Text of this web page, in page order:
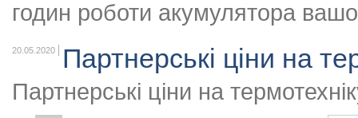
годин роботи акумулятора
20.05.2020 Партнерські ціни на
Партнерські ціни на